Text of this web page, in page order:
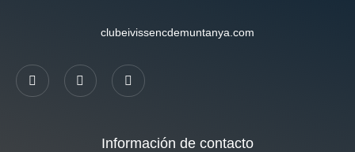
clubeivissencdemuntanya.com
Información de contacto